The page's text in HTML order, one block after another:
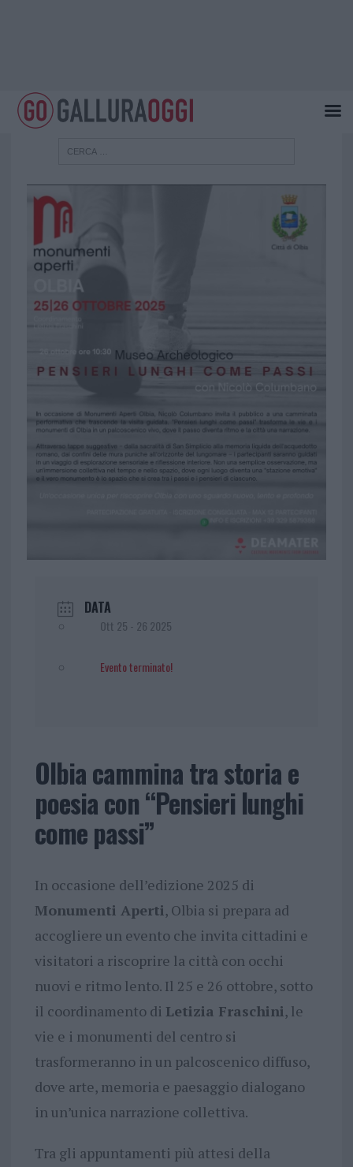
DATA
Ott 25 - 26 2025
Evento terminato!
Olbia cammina tra storia e
poesia con “Pensieri lunghi
come passi”
In occasione dell’edizione 2025 di
Monumenti Aperti, Olbia si prepara ad
accogliere un evento che invita cittadini e
visitatori a riscoprire la città con occhi
nuovi e ritmo lento. Il 25 e 26 ottobre, sotto
il coordinamento di Letizia Fraschini, le
vie e i monumenti del centro si
trasformeranno in un palcoscenico diffuso,
dove arte, memoria e paesaggio dialogano
in un’unica narrazione collettiva.
Tra gli appuntamenti più attesi della